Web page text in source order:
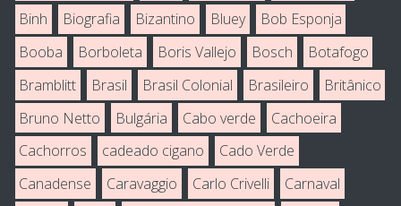
Binh
Biografia Bizantino Bluey
Bob Esponja
Booba
Borboleta Boris Vallejo Bosch
Botafogo
Bramblitt
Brasil Brasil Colonial Brasileiro
Britânico
Bruno Netto
Bulgária Cabo verde
Cachoeira
Cachorros
cadeado cigano
Cado Verde
Canadense
Caravaggio Carlo Crivelli
Carnaval